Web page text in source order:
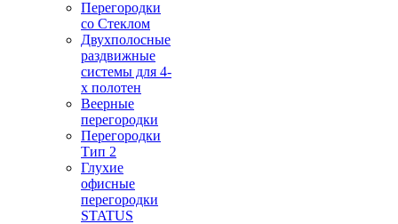
Перегородки
со Стеклом
Двухполосные
раздвижные
системы для 4-
х полотен
Веерные
перегородки
Перегородки
Тип 2
Глухие
офисные
перегородки
STATUS